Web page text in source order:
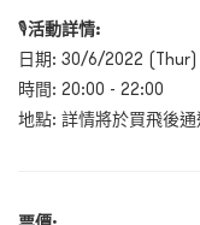
🎙活動詳情:
日期: 30/6/2022 (Thur)
時間: 20:00 - 22:00
地點: 詳情將於買飛後